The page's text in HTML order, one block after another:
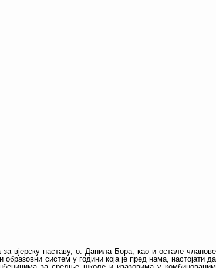
вјерску наставу, о. Данила Бора, као и остале чланове
систем у години која је пред нама, настојати да